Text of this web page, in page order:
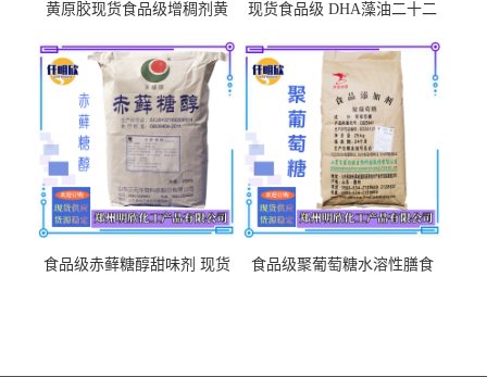
黄原胶现货食品级增稠剂黄
中轩黄原胶
现货食品级 DHA藻油二十二
惠DHA藻油
食品级赤藓糖醇甜味剂 现货
食品级聚葡萄糖水溶性膳食